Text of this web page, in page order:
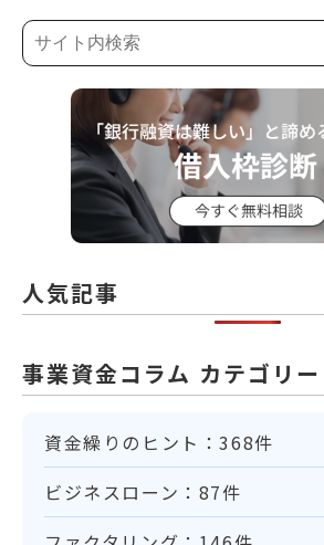
人気記事
事業資金コラム カテゴリー
資金繰りのヒント：368件
ビジネスローン：87件